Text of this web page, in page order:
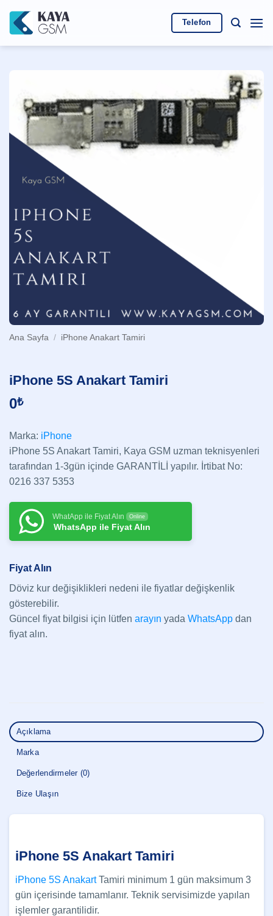
atla
Telefon
Ana Sayfa / iPhone Anakart Tamiri
iPhone 5S Anakart Tamiri
0₺
Marka: iPhone
iPhone 5S Anakart Tamiri, Kaya GSM uzman teknisyenleri
tarafından 1-3gün içinde GARANTİLİ yapılır. İrtibat No:
0216 337 5353
WhatApp ile Fiyat Alın Online
WhatsApp ile Fiyat Alın
Fiyat Alın
Döviz kur değişiklikleri nedeni ile fiyatlar değişkenlik
gösterebilir.
Güncel fiyat bilgisi için lütfen arayın yada WhatsApp dan
fiyat alın.
Açıklama
Marka
Değerlendirmeler (0)
Bize Ulaşın
iPhone 5S Anakart Tamiri
iPhone 5S AnakartTamiri minimum 1 gün maksimum 3
gün içerisinde tamamlanır. Teknik servisimizde yapılan
işlemler garantilidir.